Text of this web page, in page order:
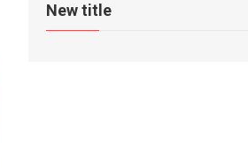
New title